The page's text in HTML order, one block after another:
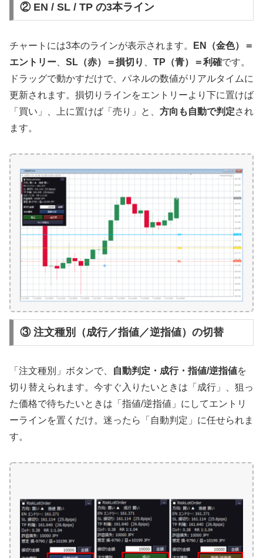
② EN / SL / TP の3本ライン
チャートには3本のラインが表示されます。
EN（金色）＝
エントリー
SL（赤）＝損切り TP（青）＝利確です。
ドラッグで動かすだけで、パネルの数値がリアルタイムに
更新されます。損切りラインをエントリーより下に置けば
「買い」、上に置けば「売り」と、 方向も自動で判定され
ます。
③ 注文種別（成行／指値／逆指値）の切替
「注文種別」ボタンで、 自動判定・成行・指値/逆指値を
切り替えられます。今すぐ入りたいときは「成行」、狙っ
た価格で待ちたいときは「指値/逆指値」にしてエントリ
ーラインを置くだけ。迷ったら「自動判定」に任せられま
す。